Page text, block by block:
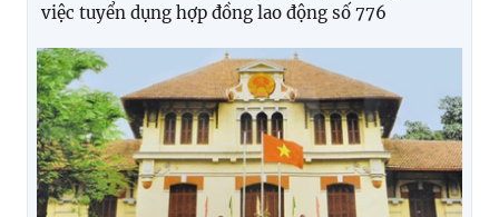
việc tuyển dụng hợp đồng lao động số 776